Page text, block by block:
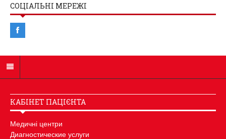
СОЦІАЛЬНІ МЕРЕЖІ
КАБІНЕТ ПАЦІЄНТА
Медичні центри
Диагностические услуги